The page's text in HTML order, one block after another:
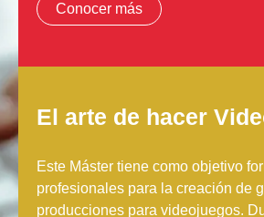
Conocer más
El arte de hacer
Este Máster tiene como objetivo
profesionales para la creación de
producciones para videojuegos.